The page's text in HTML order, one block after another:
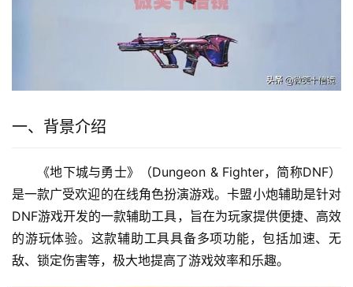
一、背景介绍
《地下城与勇士》（Dungeon & Fighter，简称DNF）
是一款广受欢迎的在线角色扮演游戏。卡盟小炮辅助是针对
DNF游戏开发的一款辅助工具，旨在为玩家提供便捷、高效
的游玩体验。这款辅助工具具备多项功能，包括加速、无
敌、锁定伤害等，极大地提高了游戏效率和乐趣。